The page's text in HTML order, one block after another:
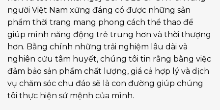
người Việt Nam xứng đáng có được những sản
phẩm thời trang mang phong cách thể thao để
giúp mình năng động trẻ trung hơn và thời thượng
hơn. Bằng chính những trải nghiệm lâu dài và
nghiên cứu tâm huyết, chúng tôi tin rằng bằng việc
đảm bảo sản phẩm chất lượng, giá cả hợp lý và dịch
vụ chăm sóc chu đáo sẽ là con đường giúp chúng
tôi thực hiện sứ mệnh của mình.